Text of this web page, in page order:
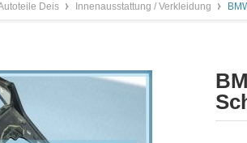
Deis Innenausstattung / Verkleidung